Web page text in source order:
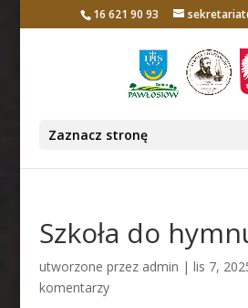
16 621 90 93
Zaznacz stronę
Szkoła do
utworzone przez admin | lis 7,
komentarzy